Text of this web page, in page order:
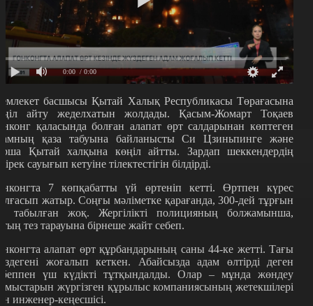
0:00 / 0:00
басшысы Қытай Халық Республикасы Төрағасына
айту жеделхатын жолдады. Қасым-Жомарт Тоқаев
қаласында болған алапат өрт салдарынан көптеген
қаза табуына байланысты Си Цзиньпинге және
Қытай халқына көңіл айтты. Зардап шеккендердің
сауығып кетуіне тілектестігін білдірді.
7 көпқабатты үй өртеніп кетті. Өртпен күрес
жатыр. Соңғы мәліметке қарағанда, 300-дей тұрғын
табылған жоқ. Жергілікті полицияның болжамынша,
тез тарауына бірнеше жайт себеп.
алапат өрт құрбандарының саны 44-ке жетті. Тағы
жоғалып кеткен. Абайсызда адам өлтірді деген
үш күдікті тұтқындалды. Олар – мұнда жөндеу
жүргізген құрылыс компаниясының жетекшілері
инженер-кеңесшісі.